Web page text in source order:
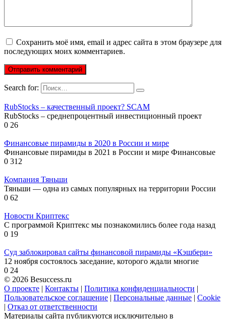
Сохранить моё имя, email и адрес сайта в этом браузере для
последующих моих комментариев.
Search for:
RubStocks – качественный проект? SCAM
RubStocks – среднепроцентный инвестиционный проект
0 26
Финансовые пирамиды в 2020 в России и мире
Финансовые пирамиды в 2021 в России и мире Финансовые
0 312
Компания Тяньши
Тяньши — одна из самых популярных на территории России
0 62
Новости Криптекс
С программой Криптекс мы познакомились более года назад
0 19
Суд заблокировал сайты финансовой пирамиды «Кэшбери»
12 ноября состоялось заседание, которого ждали многие
0 24
© 2026 Besuccess.ru
О проекте | Контакты | Политика конфиденциальности |
Пользовательское соглашение | Персональные данные | Cookie
| Отказ от ответственности
Материалы сайта публикуются исключительно в